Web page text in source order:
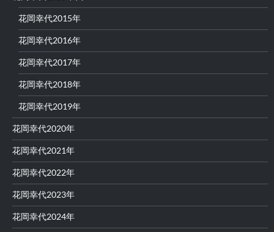
花岡幸代2015年
花岡幸代2016年
花岡幸代2017年
花岡幸代2018年
花岡幸代2019年
花岡幸代2020年
花岡幸代2021年
花岡幸代2022年
花岡幸代2023年
花岡幸代2024年